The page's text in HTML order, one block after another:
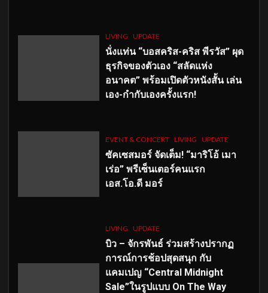
LIVING UPDATE
นั่งแท่น “บอสคริส-คริส พีรวัส” ผุด
ธุรกิจของตัวเอง “สลัดแห่ง
อนาคต” พร้อมเปิดตัวหนังสั้น เล่น
เอง-กำกับเองครั้งแรก!
EVENT & CONCERT LIVING UPDATE
ซัคเซสมอร์ จัดเต็ม! “มาริโอ้ เมา
เร่อ” พรีเซ็นเตอร์คนแรก
เอส.โอ.ดี มอร์
LIVING UPDATE
บิว – จักรพันธ์ ร่วมสร้างปรากฏ
การณ์การช้อปสุดสนุก กับ
แคมเปญ “Central Midnight
Sale”ในรูปแบบ On The Way